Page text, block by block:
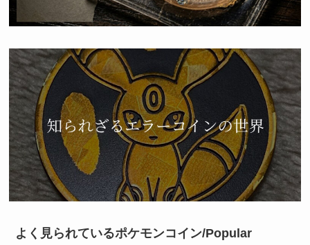
よく見られているポケモンコイン/Popular